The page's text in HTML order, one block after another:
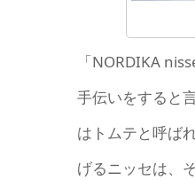
「NORDIKA
手伝いをすると
はトムテと呼ば
げるニッセは、